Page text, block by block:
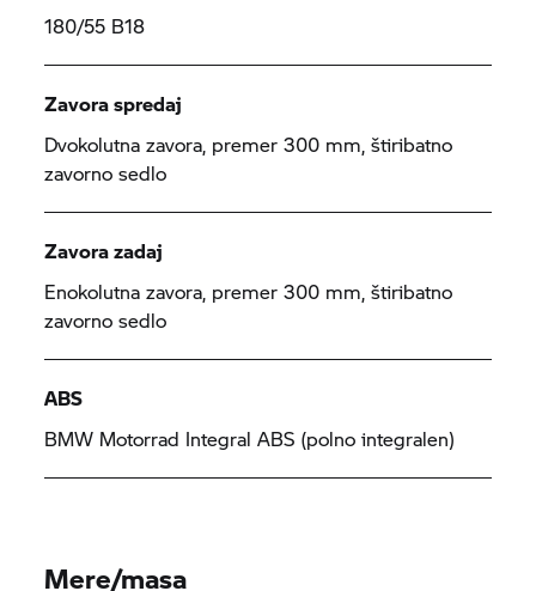
180/55 B18
Zavora spredaj
Dvokolutna zavora, premer 300 mm, štiribatno
zavorno sedlo
Zavora zadaj
Enokolutna zavora, premer 300 mm, štiribatno
zavorno sedlo
ABS
BMW Motorrad Integral ABS (polno integralen)
Mere/masa